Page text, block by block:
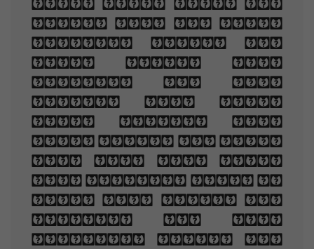
look Your eyes had
once, and of their
shadows deep; How
many loved your
moments of glad
grace, And loved
your beauty with
love false or true,
But one man loved
the pilgrim soul in
you, And loved the
sorrows of your
changing face. And